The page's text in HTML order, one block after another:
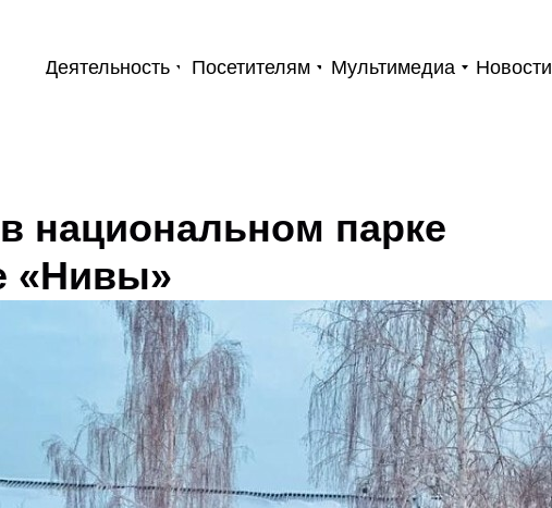
Мультимедиа Новости
Деятельность Посетителям
национальном парке
«Нивы»